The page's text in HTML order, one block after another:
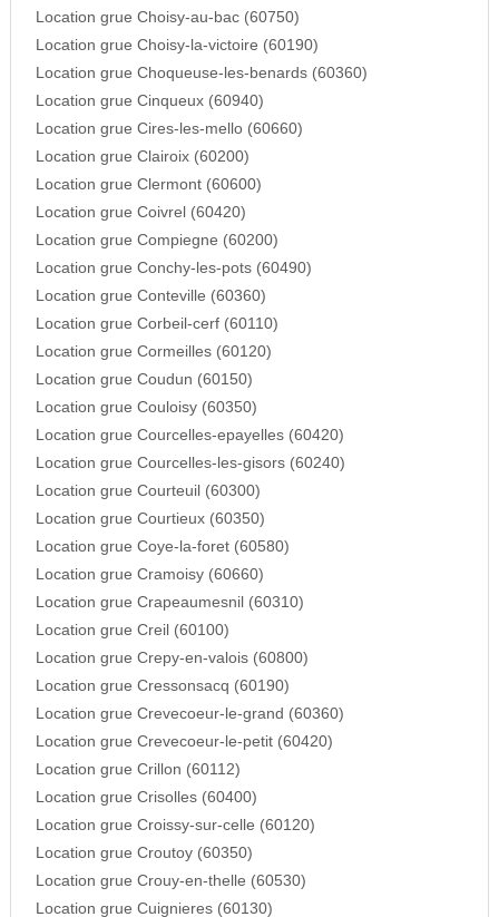
Location grue Choisy-au-bac (60750)
Location grue Choisy-la-victoire (60190)
Location grue Choqueuse-les-benards (60360)
Location grue Cinqueux (60940)
Location grue Cires-les-mello (60660)
Location grue Clairoix (60200)
Location grue Clermont (60600)
Location grue Coivrel (60420)
Location grue Compiegne (60200)
Location grue Conchy-les-pots (60490)
Location grue Conteville (60360)
Location grue Corbeil-cerf (60110)
Location grue Cormeilles (60120)
Location grue Coudun (60150)
Location grue Couloisy (60350)
Location grue Courcelles-epayelles (60420)
Location grue Courcelles-les-gisors (60240)
Location grue Courteuil (60300)
Location grue Courtieux (60350)
Location grue Coye-la-foret (60580)
Location grue Cramoisy (60660)
Location grue Crapeaumesnil (60310)
Location grue Creil (60100)
Location grue Crepy-en-valois (60800)
Location grue Cressonsacq (60190)
Location grue Crevecoeur-le-grand (60360)
Location grue Crevecoeur-le-petit (60420)
Location grue Crillon (60112)
Location grue Crisolles (60400)
Location grue Croissy-sur-celle (60120)
Location grue Croutoy (60350)
Location grue Crouy-en-thelle (60530)
Location grue Cuignieres (60130)